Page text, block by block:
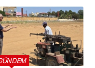
ihtiyaç var”